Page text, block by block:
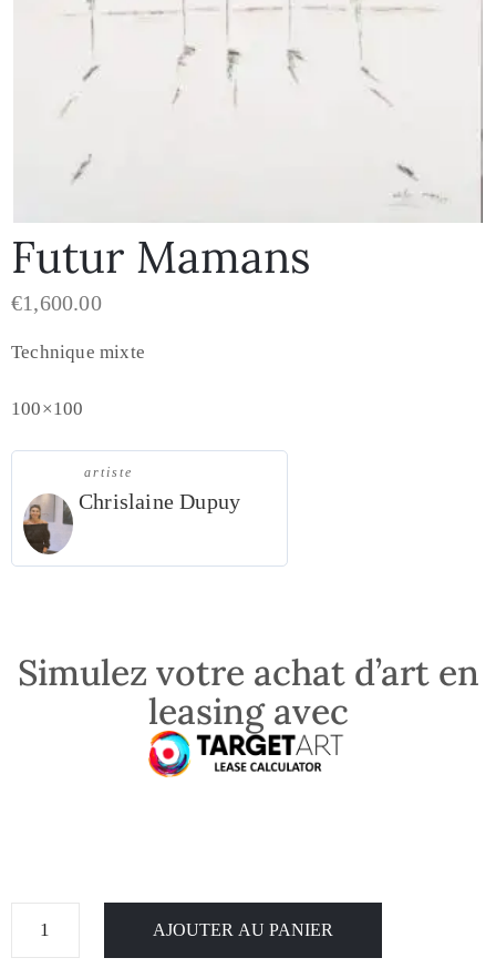
Futur Mamans
€1,600.00
Technique mixte
100×100
artiste
Chrislaine Dupuy
Simulez votre achat d’art en
leasing avec
AJOUTER AU PANIER